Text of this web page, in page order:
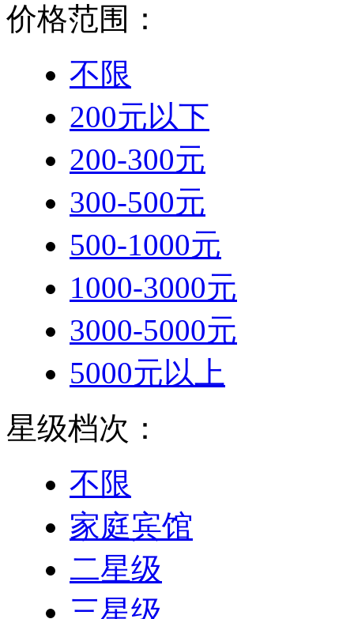
价格范围：
不限
200元以下
200-300元
300-500元
500-1000元
1000-3000元
3000-5000元
5000元以上
星级档次：
不限
家庭宾馆
二星级
三星级